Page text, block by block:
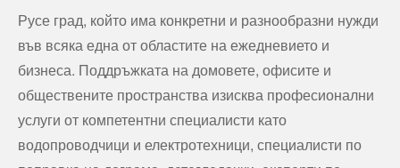
Русе град, който има конкретни и разнообразни нужди
във всяка една от областите на ежедневието и
бизнеса. Поддръжката на домовете, офисите и
обществените пространства изисква професионални
услуги от компетентни специалисти като
водопроводчици и електротехници, специалисти по